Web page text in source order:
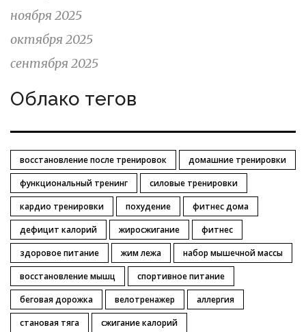
ноября 2025
октября 2025
сентября 2025
Облако тегов
восстановление после тренировок
домашние тренировки
функциональный тренинг
силовые тренировки
кардио тренировки
похудение
фитнес дома
дефицит калорий
жиросжигание
фитнес
здоровое питание
жим лежа
набор мышечной массы
восстановление мышц
спортивное питание
беговая дорожка
велотренажер
аллергия
становая тяга
сжигание калорий